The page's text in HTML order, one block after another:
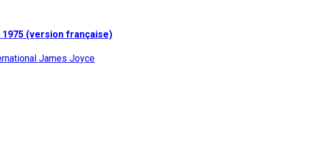
1975 (version française)
James Joyce